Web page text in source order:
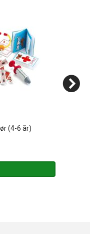
(4-6 år)